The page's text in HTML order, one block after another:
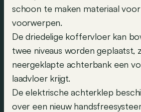
schoon te maken materiaal voor
voorwerpen.
De driedelige koffervloer kan
twee niveaus worden geplaatst,
neergeklapte achterbank een
laadvloer krijgt.
De elektrische achterklep
over een nieuw